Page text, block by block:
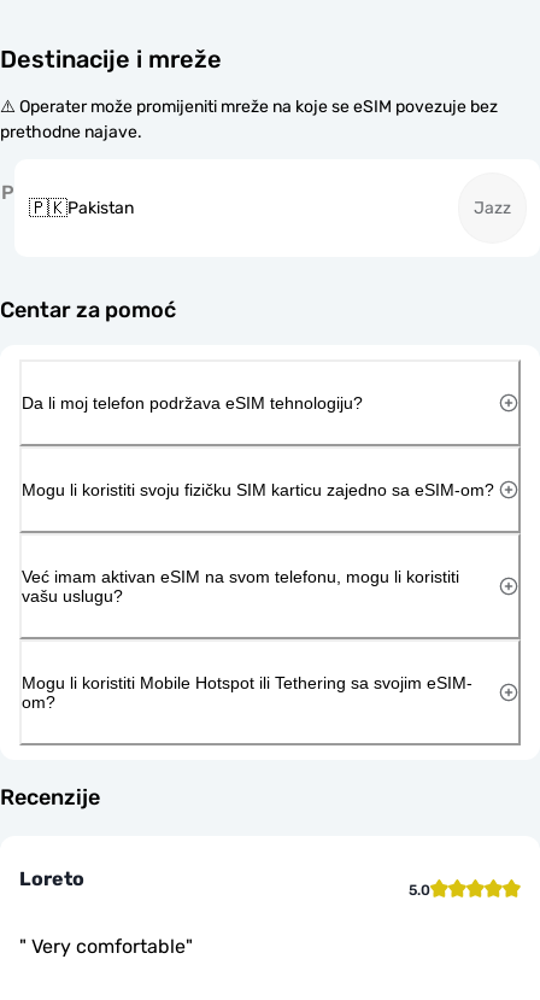
Destinacije i mreže
⚠️ Operater može promijeniti mreže na koje se eSIM povezuje bez
prethodne najave.
P
🇵🇰Pakistan Jazz
Centar za pomoć
Da li moj telefon podržava eSIM tehnologiju?
Mogu li koristiti svoju fizičku SIM karticu zajedno sa eSIM-om?
Već imam aktivan eSIM na svom telefonu, mogu li koristiti
vašu uslugu?
Mogu li koristiti Mobile Hotspot ili Tethering sa svojim eSIM-
om?
Recenzije
Loreto 5.0
" Very comfortable"